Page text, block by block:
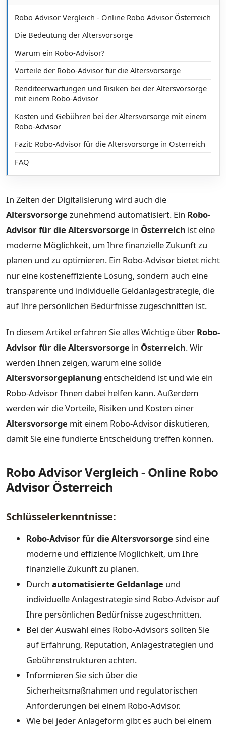
Robo Advisor Vergleich - Online Robo Advisor Österreich
Die Bedeutung der Altersvorsorge
Warum ein Robo-Advisor?
Vorteile der Robo-Advisor für die Altersvorsorge
Renditeerwartungen und Risiken bei der Altersvorsorge
mit einem Robo-Advisor
Kosten und Gebühren bei der Altersvorsorge mit einem
Robo-Advisor
Fazit: Robo-Advisor für die Altersvorsorge in Österreich
FAQ
In Zeiten der Digitalisierung wird auch die
Altersvorsorge zunehmend automatisiert. Ein Robo-
Advisor für die Altersvorsorge in Österreich ist eine
moderne Möglichkeit, um Ihre finanzielle Zukunft zu
planen und zu optimieren. Ein Robo-Advisor bietet nicht
nur eine kosteneffiziente Lösung, sondern auch eine
transparente und individuelle Geldanlagestrategie, die
auf Ihre persönlichen Bedürfnisse zugeschnitten ist.
In diesem Artikel erfahren Sie alles Wichtige über Robo-
Advisor für die Altersvorsorge in Österreich. Wir
werden Ihnen zeigen, warum eine solide
Altersvorsorgeplanung entscheidend ist und wie ein
Robo-Advisor Ihnen dabei helfen kann. Außerdem
werden wir die Vorteile, Risiken und Kosten einer
Altersvorsorge mit einem Robo-Advisor diskutieren,
damit Sie eine fundierte Entscheidung treffen können.
Robo Advisor Vergleich - Online Robo
Advisor Österreich
Schlüsselerkenntnisse:
Robo-Advisor für die Altersvorsorge sind eine
moderne und effiziente Möglichkeit, um Ihre
finanzielle Zukunft zu planen.
Durch automatisierte Geldanlage und
individuelle Anlagestrategie sind Robo-Advisor auf
Ihre persönlichen Bedürfnisse zugeschnitten.
Bei der Auswahl eines Robo-Advisors sollten Sie
auf Erfahrung, Reputation, Anlagestrategien und
Gebührenstrukturen achten.
Informieren Sie sich über die
Sicherheitsmaßnahmen und regulatorischen
Anforderungen bei einem Robo-Advisor.
Wie bei jeder Anlageform gibt es auch bei einem